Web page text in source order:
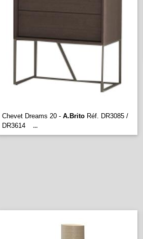
Chevet Dreams 20 - A.Brito Réf. DR3085 /
DR3614
...